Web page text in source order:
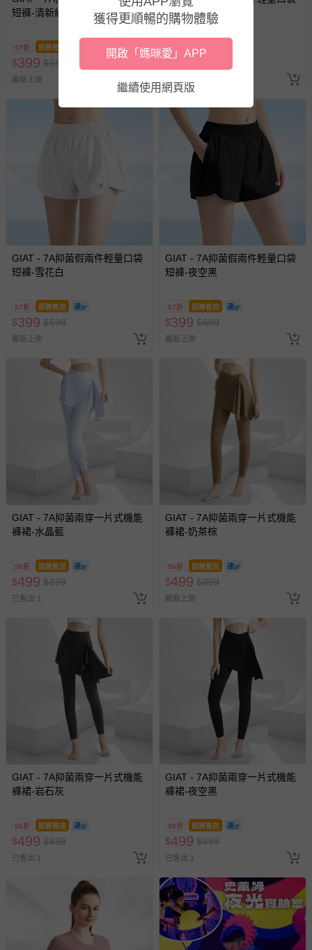
如您收到商品，請依正常流程檢查是否完好，若商品遇瑕疵
情形，您可申請更換新品或退貨，請見：退貨的辦理流程
若您對於會員帳號、商品訂購與資訊、購物流程、付款方
式、折價券與購物金的使用、退貨及商品運送方式等有疑
問，你可詳見：媽咪愛客服中心。
預購商品：預購為海外同步代購，遇缺貨即會通知媽咪並協
助取消退款事宜。
商品如因「價格、組合」等錯誤原因，導致無法安排出貨，
會主動以簡訊及mail通知訂單取消事宜，並將提供適當補
短褲-清新綠
57折 即將售完
$399 $699
最新上架
短褲-羅蘭紫
57折 即將售完
399
GIAT - 7A抑菌假兩件輕量口袋
短褲-雪花白
57折 即將售完
$399 $699
最新上架
GIAT - 7A抑菌假兩件輕量口袋
短褲-夜空黑
57折 即將售完
$399 $699
最新上架
GIAT - 7A抑菌兩穿一片式機能
褲裙-水晶藍
56折 即將售完
$499 $899
已售出 1
GIAT - 7A抑菌兩穿一片式機能
褲裙-奶茶棕
56折 即將售完
$499 $899
最新上架
GIAT - 7A抑菌兩穿一片式機能
褲裙-岩石灰
56折 即將售完
$499 $899
已售出 1
GIAT - 7A抑菌兩穿一片式機能
褲裙-夜空黑
56折 即將售完
$499 $899
已售出 1
獲得更順暢的購物體驗
開啟「媽咪愛」APP
繼續使用網頁版